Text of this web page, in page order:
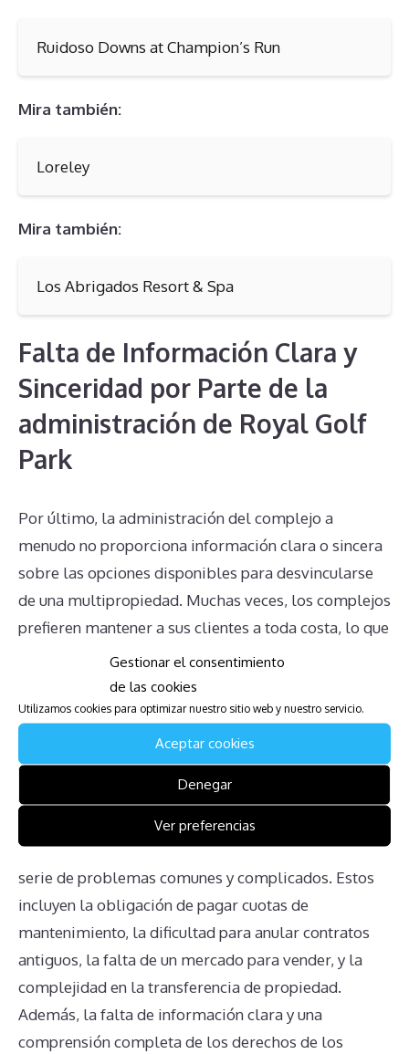
Gestionar el consentimiento
de las cookies
Utilizamos cookies para optimizar nuestro sitio web y nuestro servicio.
Aceptar cookies
Denegar
Ver preferencias
Ruidoso Downs at Champion’s Run
Mira también:
Loreley
Mira también:
Los Abrigados Resort & Spa
Falta de Información Clara y
Sinceridad por Parte de la
administración de Royal Golf
Park
Por último, la administración del complejo a
menudo no proporciona información clara o sincera
sobre las opciones disponibles para desvincularse
de una multipropiedad. Muchas veces, los complejos
prefieren mantener a sus clientes a toda costa, lo que
lleva a proporcionar información incorrecta o
incompleta. Esto puede dejar a los propietarios en
una situación aún más complicada y frustrante.
Conclusión
En resumen, los afectados por contratos de
multipropiedad en Royal Golf Park enfrentan una
serie de problemas comunes y complicados. Estos
incluyen la obligación de pagar cuotas de
mantenimiento, la dificultad para anular contratos
antiguos, la falta de un mercado para vender, y la
complejidad en la transferencia de propiedad.
Además, la falta de información clara y una
comprensión completa de los derechos de los